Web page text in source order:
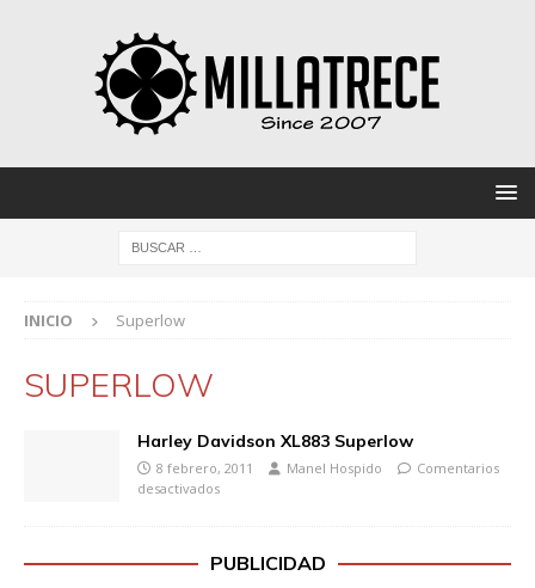
INICIO Superlow
SUPERLOW
Harley Davidson XL883 Superlow
8 febrero, 2011 Manel Hospido
Comentarios
desactivados
PUBLICIDAD